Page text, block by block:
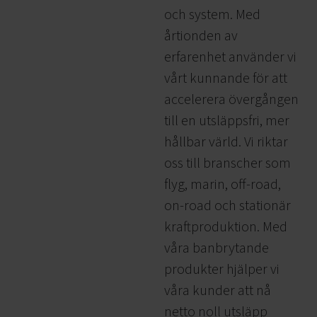
och system. Med
årtionden av
erfarenhet använder vi
vårt kunnande för att
accelerera övergången
till en utsläppsfri, mer
hållbar värld. Vi riktar
oss till branscher som
flyg, marin, off-road,
on-road och stationär
kraftproduktion. Med
våra banbrytande
produkter hjälper vi
våra kunder att nå
netto noll utsläpp